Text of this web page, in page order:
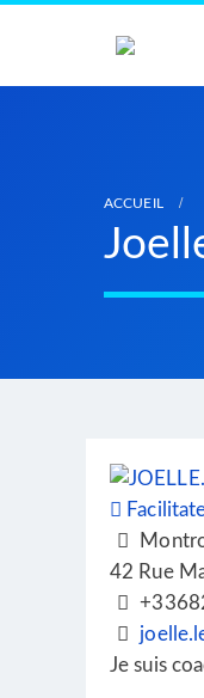
ACCUEIL
42 Rue
Je suis